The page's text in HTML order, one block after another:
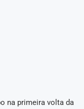
na primeira volta da